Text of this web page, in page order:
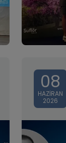
08
HAZIRAN
2026